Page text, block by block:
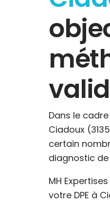
Dans le
Ciadoux
certain
diagnostic
MH
votre DPE à